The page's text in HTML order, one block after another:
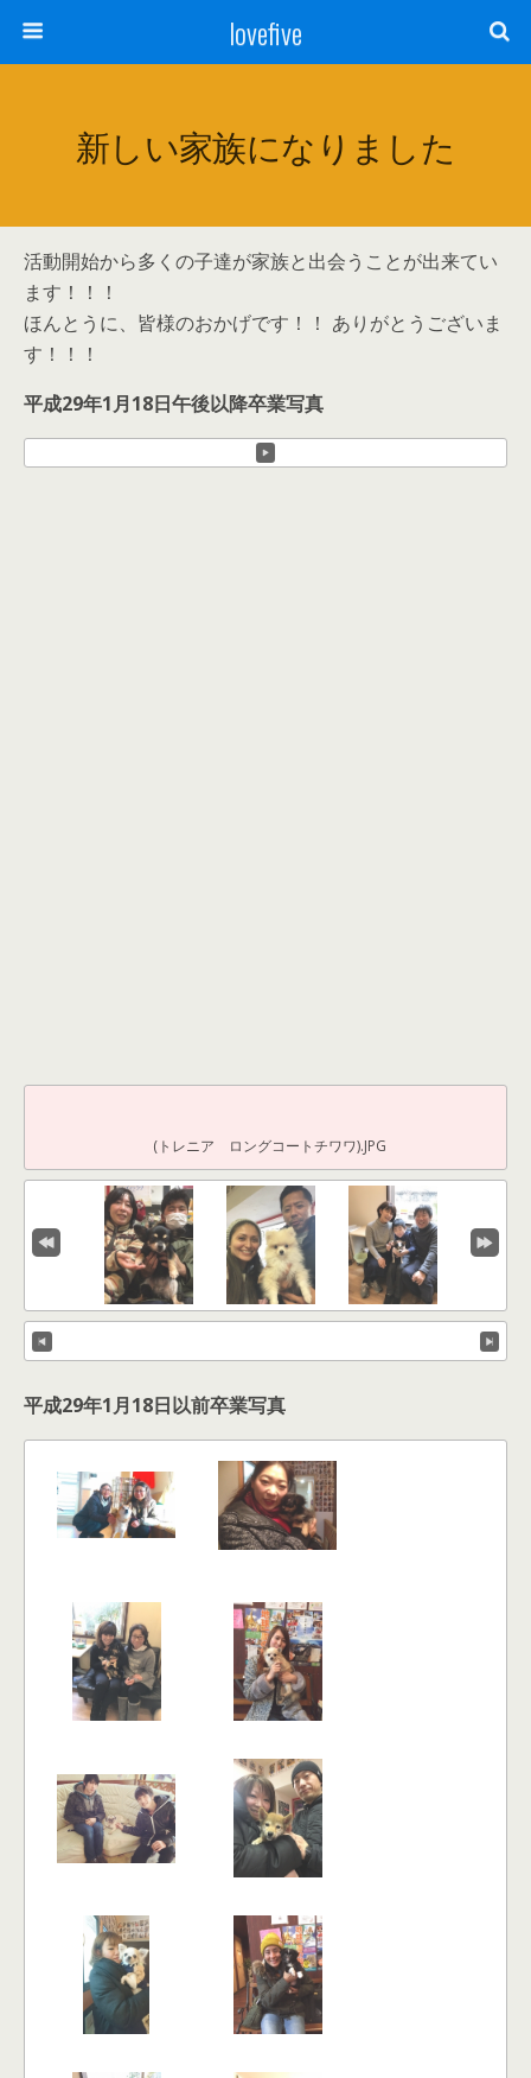
lovefive
新しい家族になりました
活動開始から多くの子達が家族と出会うことが出来てい
ます！！！
ほんとうに、皆様のおかげです！！ ありがとうございま
す！！！
平成29年1月18日午後以降卒業写真
(トレニア ロングコートチワワ).JPG
平成29年1月18日以前卒業写真